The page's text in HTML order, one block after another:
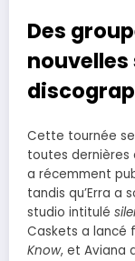
Des
Cette tournée
toutes dernières
a récemment
tandis qu’Erra a
studio intitulé
Caskets a lancé
Know, et Aviana